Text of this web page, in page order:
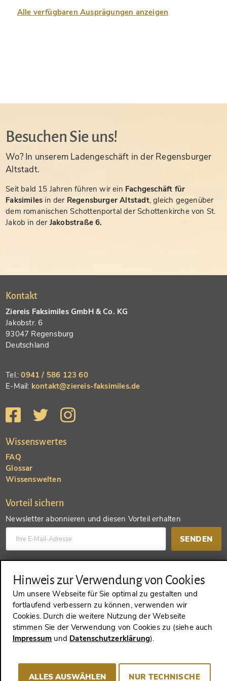
Alle verfügbaren Ausprägungen anzeigen
Besuchen Sie uns!
Wo? In unserem Ladengeschäft in der Regensburger
Altstadt.
Seit bald 15 Jahren führen wir ein Fachgeschäft für
Faksimiles in der Regensburger Altstadt, gleich gegenüber
dem romanischen Schottenportal der Schottenkirche von St.
Jakob in der Jakobstraße 6.
Kontakt
Ziereis Faksimiles GmbH & Co. KG
Jakobstr. 6
93047 Regensburg
Deutschland
Tel.:0941 / 586 123 60
E-Mail: kontakt@ziereis-faksimiles.de
Wissenswertes
FAQ
Glossar
Wissenswelten
Vorteil sichern
Newsletter abonnieren und diesen Vorteil erhalten
SENDEN
SENDEN
VERTRAG WIDERRUFEN
Hinweis zur Verwendung von Cookies
Um unsere Webseite für Sie optimal zu gestalten und
fortlaufend verbessern zu können, verwenden wir
Cookies. Durch die weitere Nutzung der Webseite
stimmen Sie der Verwendung von Cookies zu (siehe auch
Impressum und Datenschutzerklärung).
ALLES AUSWÄHLEN NUR TECHNISCHE